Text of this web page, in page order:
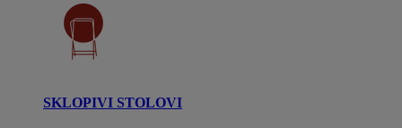
SKLOPIVI STOLOVI